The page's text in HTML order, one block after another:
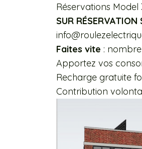
Réservations
SUR RÉSERVATION
Faites vite :
Apportez vos
Recharge gratuite
Contribution